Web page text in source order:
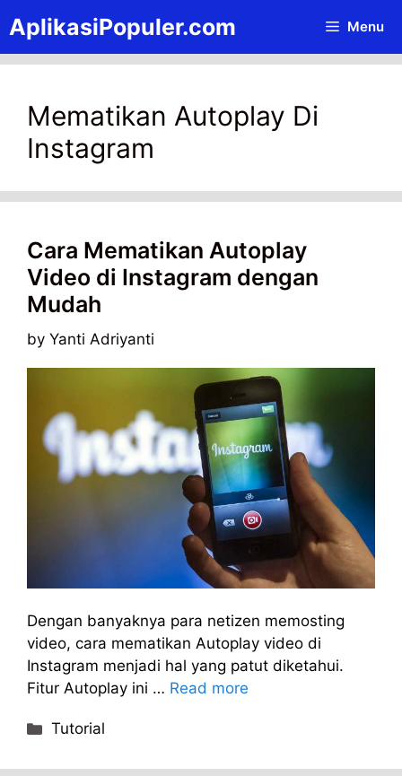
to
content
AplikasiPopuler.com Menu
Mematikan Autoplay Di
Instagram
Cara Mematikan Autoplay
Video di Instagram dengan
Mudah
by Yanti Adriyanti
Dengan banyaknya para netizen memosting
video, cara mematikan Autoplay video di
Instagram menjadi hal yang patut diketahui.
Fitur Autoplay ini … Read more
Categories
Tutorial